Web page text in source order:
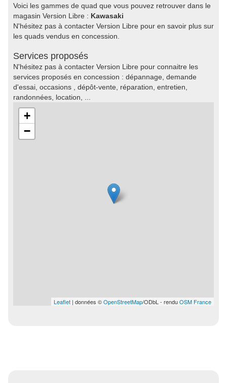
Voici les gammes de quad que vous pouvez retrouver dans le
magasin Version Libre : Kawasaki
N'hésitez pas à contacter Version Libre pour en savoir plus sur
les quads vendus en concession.
Services proposés
N'hésitez pas à contacter Version Libre pour connaitre les
services proposés en concession : dépannage, demande
d'essai, occasions , dépôt-vente, réparation, entretien,
randonnées, location, ...
+
−
Leaflet | données ©OpenStreetMap/ODbL - renduOSM France